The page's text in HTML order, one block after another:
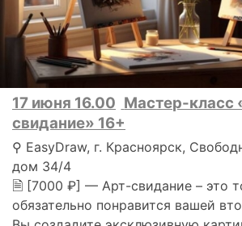
17 июня 16.00 Мастер-класс
свидание» 16+
⚲ EasyDraw, г. Красноярск,
дом 34/4
🗎 [7000 ₽] — Арт-свидание – это
обязательно понравится вашей